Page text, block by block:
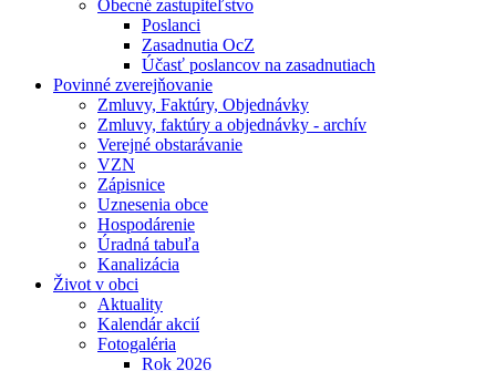
Obecné zastupiteľstvo
Poslanci
Zasadnutia OcZ
Účasť poslancov na zasadnutiach
Povinné zverejňovanie
Zmluvy, Faktúry, Objednávky
Zmluvy, faktúry a objednávky - archív
Verejné obstarávanie
VZN
Zápisnice
Uznesenia obce
Hospodárenie
Úradná tabuľa
Kanalizácia
Život v obci
Aktuality
Kalendár akcií
Fotogaléria
Rok 2026